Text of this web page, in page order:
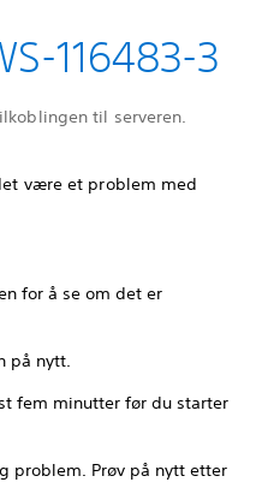
116483-3
til serveren.
være et problem med
for å se om det er
på nytt.
fem minutter før du starter
problem. Prøv på nytt etter